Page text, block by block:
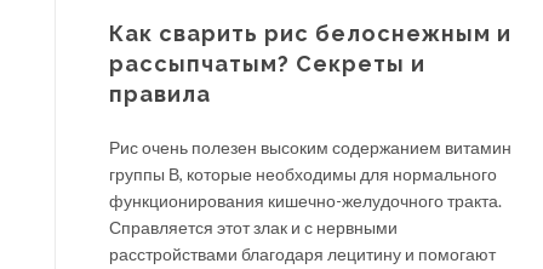
Как сварить рис белоснежным и
рассыпчатым? Секреты и
правила
Рис очень полезен высоким содержанием витамин
группы В, которые необходимы для нормального
функционирования кишечно-желудочного тракта.
Справляется этот злак и с нервными
расстройствами благодаря лецитину и помогают